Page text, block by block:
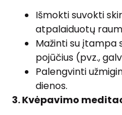
Išmokti suvokti
atpalaiduotų
Mažinti su įtampa
pojūčius (pvz.,
Palengvinti
dienos.
3. Kvėpavimo